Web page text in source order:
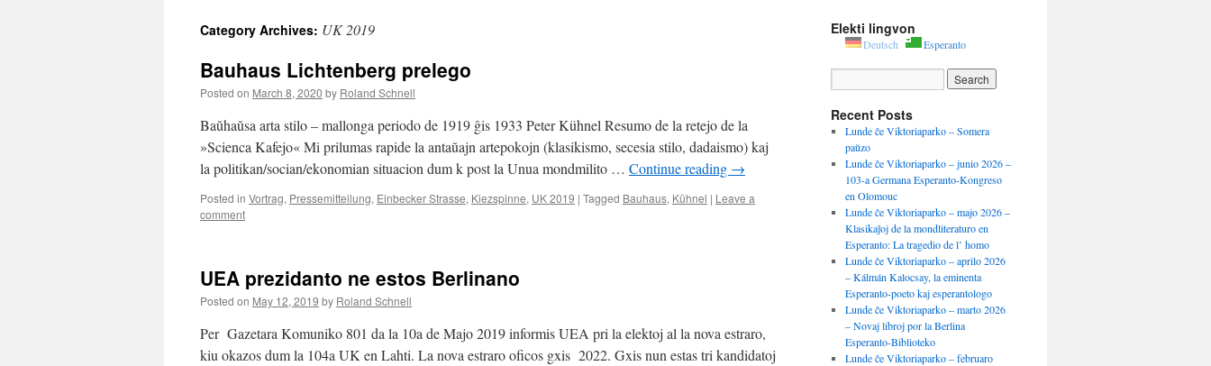
content
Category Archives: UK 2019
Bauhaus Lichtenberg prelego
Posted on March 8, 2020 by Roland Schnell
Baŭhaŭsa arta stilo – mallonga periodo de 1919 ĝis 1933 Peter Kühnel Resumo de la retejo de la
»Scienca Kafejo« Mi prilumas rapide la antaŭajn artepokojn (klasikismo, secesia stilo, dadaismo) kaj
la politikan/socian/ekonomian situacion dum k post la Unua mondmilito … Continue reading →
Posted in Vortrag, Pressemitteilung, Einbecker Strasse, Kiezspinne, UK 2019 | Tagged Bauhaus, Kühnel | Leave a
comment
UEA prezidanto ne estos Berlinano
Posted on May 12, 2019 by Roland Schnell
Per Gazetara Komuniko 801 da la 10a de Majo 2019 informis UEA pri la elektoj al la nova estraro,
kiu okazos dum la 104a UK en Lahti. La nova estraro oficos gxis 2022. Gxis nun estas tri kandidatoj
Elekti lingvon
Deutsch Esperanto
Recent Posts
Lunde ĉe Viktoriaparko – Somera
paŭzo
Lunde ĉe Viktoriaparko – junio 2026 –
103-a Germana Esperanto-Kongreso
en Olomouc
Lunde ĉe Viktoriaparko – majo 2026 –
Klasikaĵoj de la mondliteraturo en
Esperanto: La tragedio de l’ homo
Lunde ĉe Viktoriaparko – aprilo 2026
– Kálmán Kalocsay, la eminenta
Esperanto-poeto kaj esperantologo
Lunde ĉe Viktoriaparko – marto 2026
– Novaj libroj por la Berlina
Esperanto-Biblioteko
Lunde ĉe Viktoriaparko – februaro